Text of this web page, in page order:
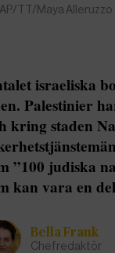
TT/Maya Alleruzzo
israeliska
Palestinier
kring staden
”100 judiska
kan vara en
Bella Frank
Chefredaktör